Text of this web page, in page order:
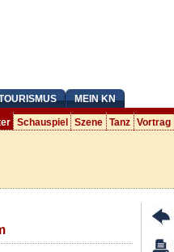
MEIN KN
Schauspiel Szene Tanz Vortrag